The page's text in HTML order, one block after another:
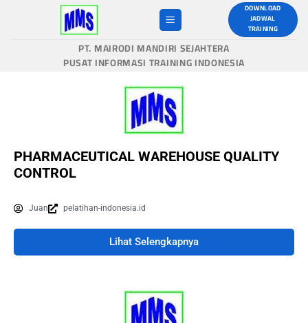
DOWNLOAD
JADWAL
TRAINING
PT. MAIRODI MANDIRI SEJAHTERA
PUSAT INFORMASI TRAINING INDONESIA
PHARMACEUTICAL WAREHOUSE QUALITY
CONTROL
Juan pelatihan-indonesia.id
Lihat Selengkapnya